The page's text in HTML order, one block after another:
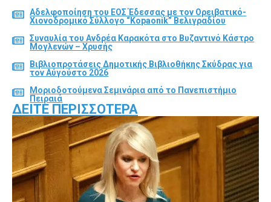
Αδελφοποίηση του ΕΟΣ Έδεσσας με τον Ορειβατικό-
Χιονοδρομικό Σύλλογο “Kopaonik” Βελιγραδίου
Συναυλία του Ανδρέα Καρακότα στο Βυζαντινό Κάστρο
Μογλενών – Χρυσής
Βιβλιοπροτάσεις Δημοτικής Βιβλιοθήκης Σκύδρας για
τον Αύγούστο 2026
Μοριοδοτούμενα Σεμινάρια από το Πανεπιστήμιο
Πειραιά
ΔΕΊΤΕ ΠΕΡΙΣΣΌΤΕΡΑ